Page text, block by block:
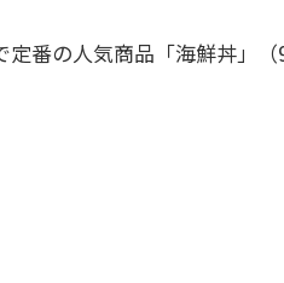
番の人気商品「海鮮丼」（